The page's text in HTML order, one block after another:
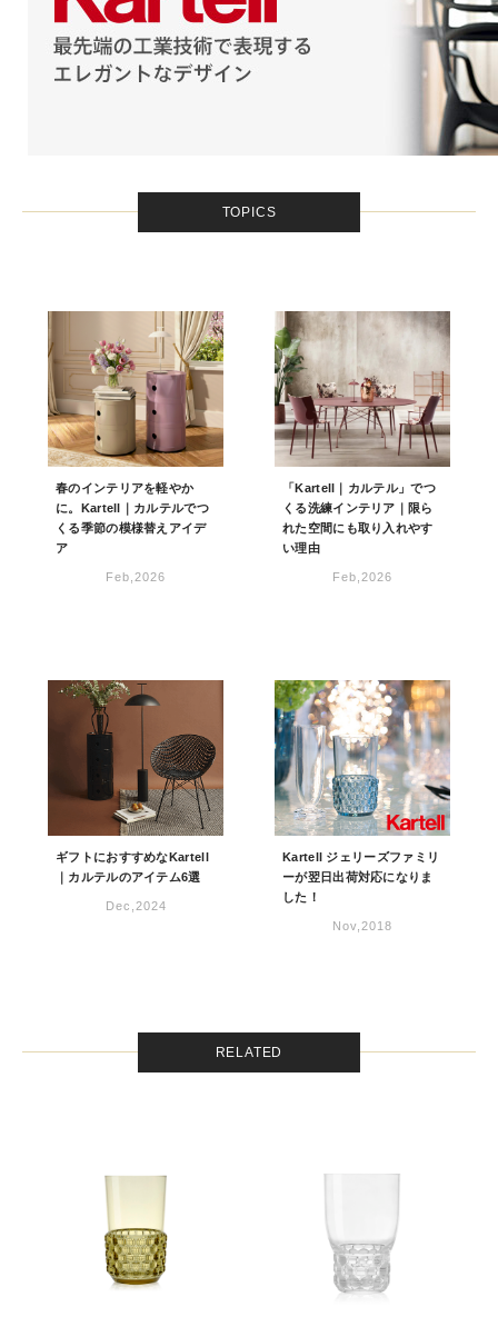
TOPICS
春のインテリアを軽やか
に。Kartell｜カルテルでつ
くる季節の模様替えアイデ
ア
Feb,2026
「Kartell｜カルテル」でつ
くる洗練インテリア｜限ら
れた空間にも取り入れやす
い理由
Feb,2026
ギフトにおすすめなKartell
｜カルテルのアイテム6選
Dec,2024
Kartell ジェリーズファミリ
ーが翌日出荷対応になりま
した！
Nov,2018
RELATED